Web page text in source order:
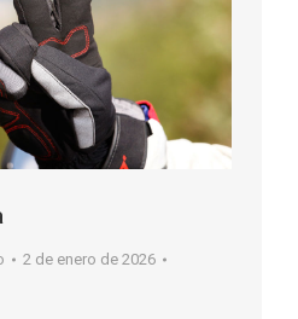
2 de enero de 2026